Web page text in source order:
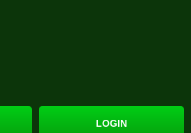
LOGIN